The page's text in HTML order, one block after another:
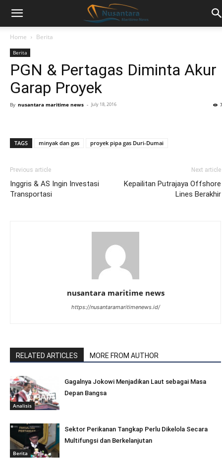
Home Berita
Berita
PGN & Pertagas Diminta Akur
Garap Proyek
By nusantara maritime news - July 18, 2016
TAGS minyak dan gas proyek pipa gas Duri-Dumai
Previous article
Inggris & AS Ingin Investasi
Transportasi
Next article
Kepailitan Putrajaya Offshore
Lines Berakhir
nusantara maritime news
https://nusantaramaritimenews.id/
RELATED ARTICLES MORE FROM AUTHOR
Analisis
Gagalnya Jokowi Menjadikan Laut sebagai Masa
Depan Bangsa
Berita
Sektor Perikanan Tangkap Perlu Dikelola Secara
Multifungsi dan Berkelanjutan